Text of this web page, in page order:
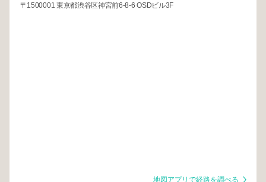
〒1500001 東京都渋谷区神宮前6-8-6 OSDビル3F
地図アプリで経路を調べる